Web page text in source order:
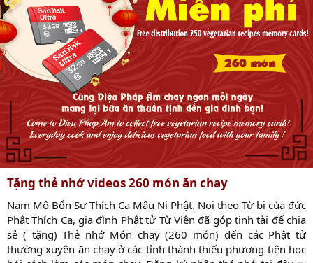
Tặng thẻ nhớ videos 260 món ăn chay
Nam Mô Bổn Sư Thích Ca Mâu Ni Phật. Noi theo Từ bi của đức
Phật Thích Ca, gia đình Phật tử Từ Viên đã góp tịnh tài để chia
sẻ ( tặng) Thẻ nhớ Món chay (260 món) đến các Phật tử
thường xuyên ăn chay ở các tỉnh thành thiếu phương tiện học